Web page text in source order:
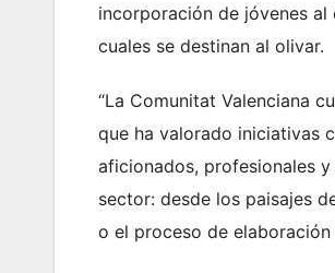
incorporación de jóvenes
cuales se destinan al olivar.
“La Comunitat Valenciana
que ha valorado iniciativas
aficionados, profesionales
sector: desde los paisajes
o el proceso de elaboración